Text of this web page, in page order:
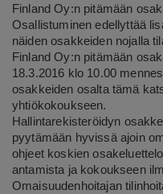
Finland Oy:n pitämään
Osallistuminen edellyttää
näiden osakkeiden nojalla
Finland Oy:n pitämään
18.3.2016 klo 10.00
osakkeiden osalta tämä
yhtiökokoukseen.
Hallintarekisteröidyn
pyytämään hyvissä ajoin
ohjeet koskien
antamista ja kokoukseen
Omaisuudenhoitajan